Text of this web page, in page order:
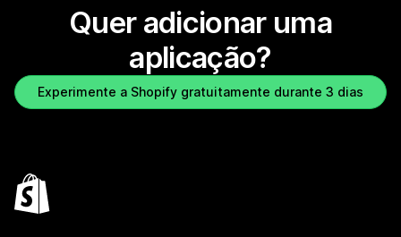
Quer adicionar uma
aplicação?
Experimente a Shopify gratuitamente durante 3 dias